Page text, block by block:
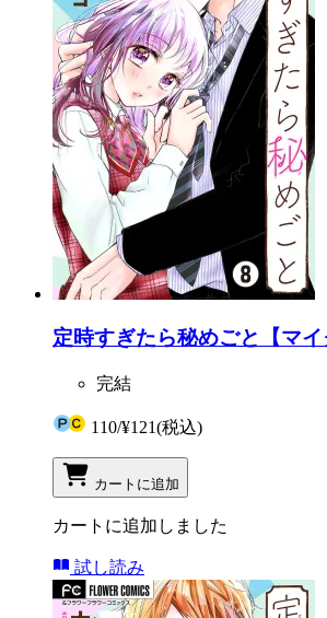
定時すぎたら秘めごと【マイ
完結
110/¥121(税込)
カートに追加
カートに追加しました
試し読み